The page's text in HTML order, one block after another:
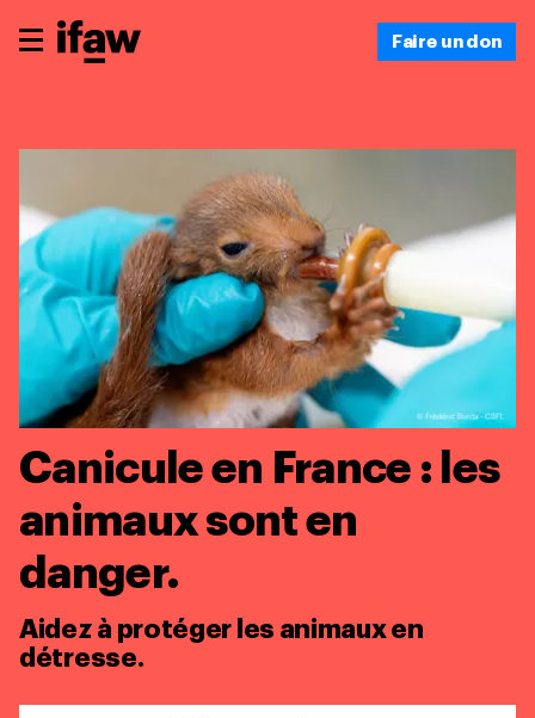
Faire un don
Canicule en France : les
animaux sont en
danger.
Aidez à protéger les animaux en
détresse.